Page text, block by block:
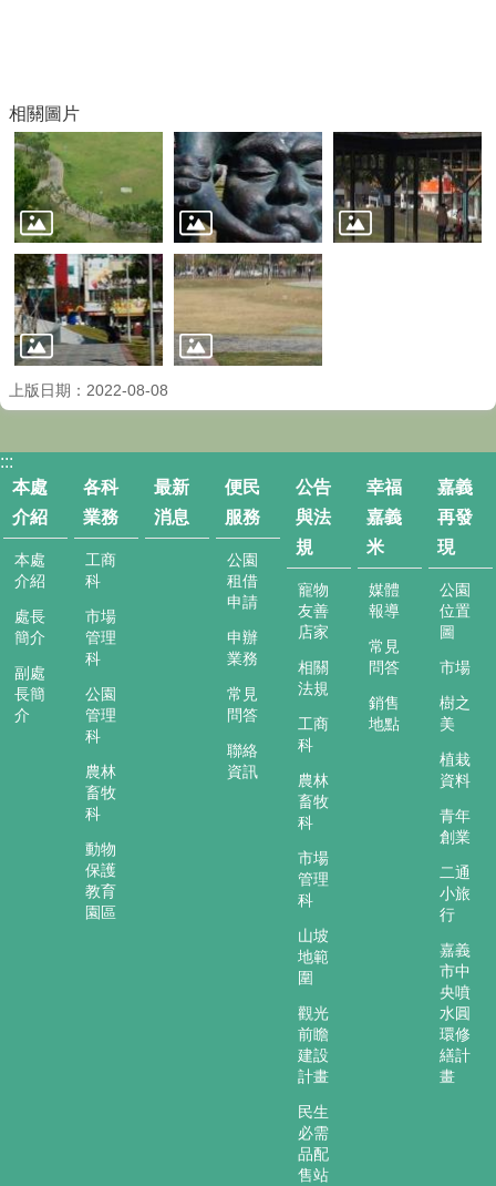
網
站
安
全
政
策
相關圖片
上版日期：2022-08-08
:::
本處
介紹
本處
介紹
處長
簡介
副處
長簡
介
各科
業務
工商
科
市場
管理
科
公園
管理
科
農林
畜牧
科
動物
保護
教育
園區
最新
消息
便民
服務
公園
租借
申請
申辦
業務
常見
問答
聯絡
資訊
公告
與法
規
寵物
友善
店家
相關
法規
工商
科
農林
畜牧
科
市場
管理
科
山坡
地範
圍
觀光
前瞻
建設
計畫
民生
必需
品配
售站
幸福
嘉義
米
媒體
報導
常見
問答
銷售
地點
嘉義
再發
現
公園
位置
圖
市場
樹之
美
植栽
資料
青年
創業
二通
小旅
行
嘉義
市中
央噴
水圓
環修
繕計
畫